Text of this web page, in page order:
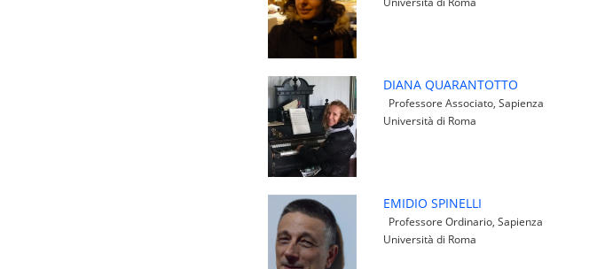
DIANA QUARANTOTTO
Professore Associato, Sapienza
Università di Roma
EMIDIO SPINELLI
Professore Ordinario, Sapienza
Università di Roma